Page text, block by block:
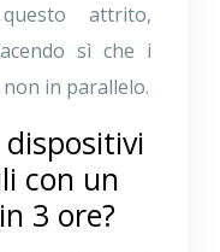
attrito,
sì che i
in parallelo.
con un
3 ore?